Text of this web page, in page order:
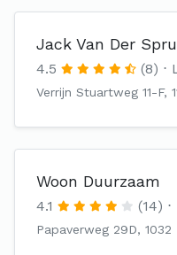
Jack Van Der
4.5 (8)
Verrijn Stuartweg 11-F,
Woon Duurzaam
4.1 (14)
Papaverweg 29D,